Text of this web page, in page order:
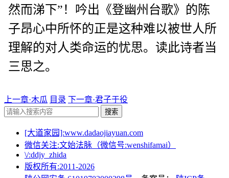
然而涕下”！吟出《登幽州台歌》的陈
子昂心中所怀的正是这种难以被世人所
理解的对人类命运的忧思。读此诗者当
三思之。
上一章·木瓜 目录 下一章·君子于役
搜索
[大道家园]:www.dadaojiayuan.com
微信关注:文始法脉（微信号:wenshifamai）
\/:ddjy_zhida
版权所有:2011-2026